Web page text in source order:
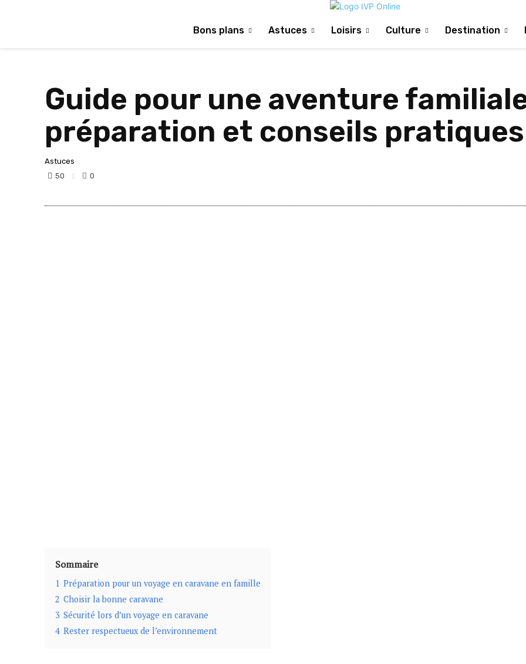
Bons plans Astuces Loisirs Culture Destination
Guide pour une aventure
préparation et conseils pratiques
Astuces
50
0
Sommaire
1 Préparation pour un voyage en caravane en famille
2 Choisir la bonne caravane
3 Sécurité lors d’un voyage en caravane
4 Rester respectueux de l’environnement